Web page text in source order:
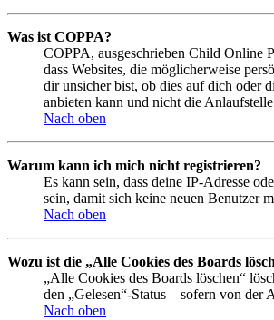
Was ist COPPA?
COPPA, ausgeschrieben Child Online
dass Websites, die möglicherweise
dir unsicher bist, ob dies auf dich oder
anbieten kann und nicht die
Nach oben
Warum kann ich mich nicht registrieren?
Es kann sein, dass deine IP-Adresse
sein, damit sich keine neuen Benutzer
Nach oben
Wozu ist die „Alle Cookies des Boards
„Alle Cookies des Boards löschen“
den „Gelesen“-Status – sofern von
Nach oben